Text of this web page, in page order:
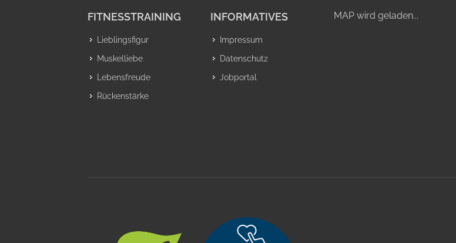
FITNESSTRAINING
Lieblingsfigur
Muskelliebe
Lebensfreude
Rückenstärke
INFORMATIVES
Impressum
Datenschutz
Jobportal
MAP wird geladen...